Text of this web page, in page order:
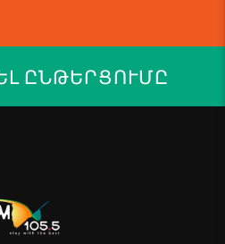
ԸՆԹԵՐՑՈՒՄԸ